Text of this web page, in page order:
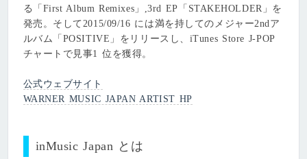
る「First Album Remixes」,3rd EP「STAKEHOLDER」を
発売。そして2015/09/16 には満を持してのメジャー2ndア
ルバム「POSITIVE」をリリースし、iTunes Store J-POP
チャートで⾒事1 位を獲得。
公式ウェブサイト
WARNER MUSIC JAPAN ARTIST HP
inMusic Japan とは